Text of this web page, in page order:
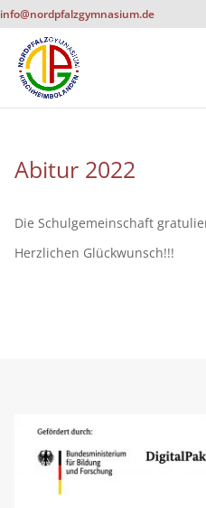
info@nordpfalzgymnasium.de
Abitur 2022
Die Schulgemeinschaft
Herzlichen Glückwunsch!!!